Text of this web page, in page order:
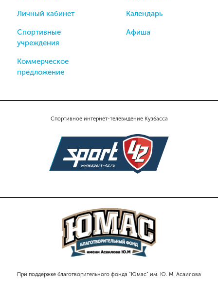
Спортивное интернет-телевидение Кузбасса
При поддержке благотворительного фонда "Юмас" им. Ю. М. Асаилова
Личный кабинет
Спортивные
учреждения
Коммерческое
предложение
Календарь
Афиша